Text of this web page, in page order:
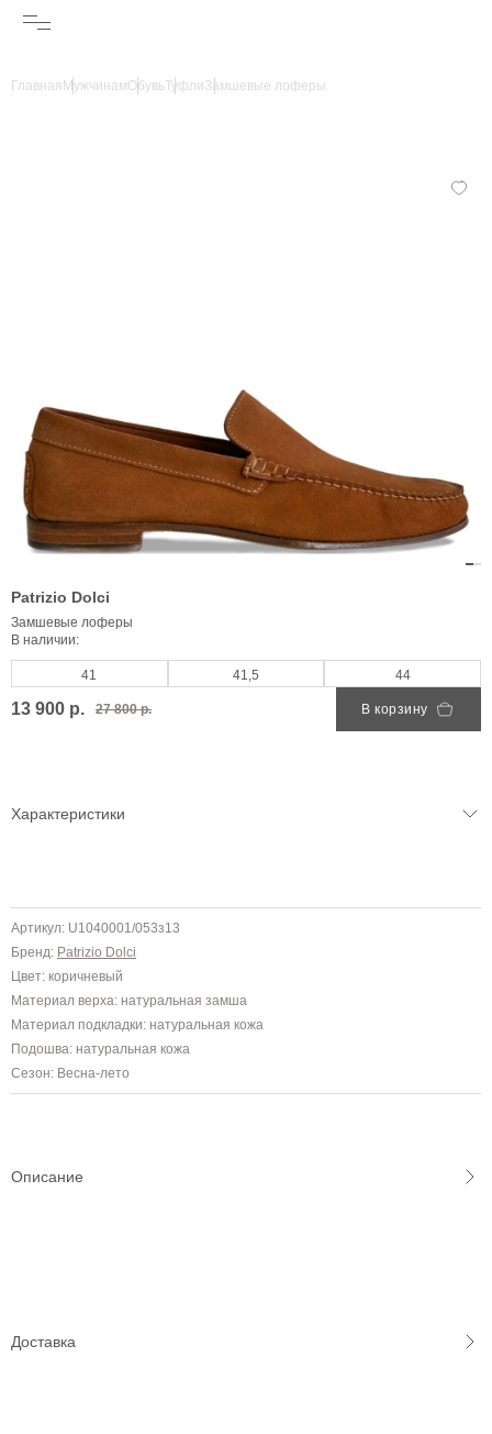
Главная МужчинамОбувьТуфлиЗамшевые лоферы
Patrizio Dolci
Замшевые лоферы
В наличии:
41 41,5 44
13 900 р. 27 800 р. В корзину
Характеристики
Артикул: U1040001/053з13
Бренд: Patrizio Dolci
Цвет: коричневый
Материал верха: натуральная замша
Материал подкладки: натуральная кожа
Подошва: натуральная кожа
Сезон: Весна-лето
Описание
Доставка